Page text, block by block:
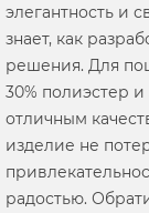
элегантность и
знает, как
решения. Для
30% полиэстер и
отличным
изделие не
радостью.